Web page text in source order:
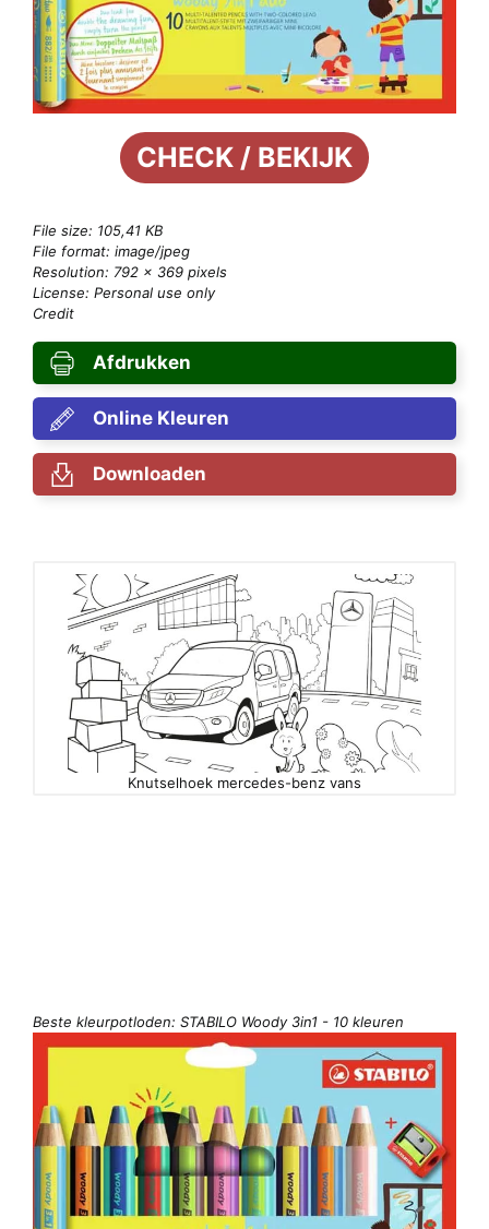
CHECK / BEKIJK
File size: 105,41 KB
File format: image/jpeg
Resolution: 792 × 369 pixels
License: Personal use only
Credit
Afdrukken
Online Kleuren
Downloaden
Knutselhoek mercedes-benz vans
Beste kleurpotloden: STABILO Woody 3in1 - 10 kleuren